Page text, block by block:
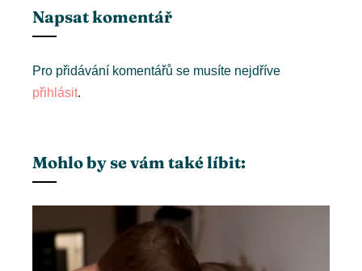
Napsat komentář
Pro přidávání komentářů se musíte nejdříve
přihlásit.
Mohlo by se vám také líbit: